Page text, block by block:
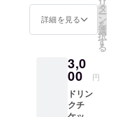
限2023
年6月30
日〜9月
示する
支援者
全員の
お名前
した看
板に
【小】
サイズ
でお名
詳細を見る
タ
ー
ン
を
選
択
す
る
3,0
00 円
ドリン
クチ